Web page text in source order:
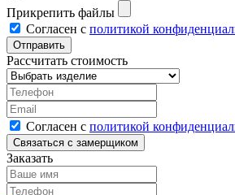
Прикрепить файлы
Согласен с политикой
Рассчитать стоимость
Согласен с политикой
Заказать